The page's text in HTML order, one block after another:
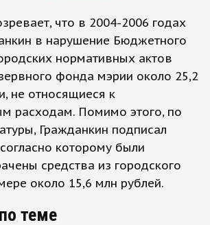
что в 2004-2006 годах
в нарушение Бюджетного
нормативных актов
фонда мэрии около 25,2
не относящиеся к
расходам. Помимо этого, по
Гражданкин подписал
которому были
средства из городского
около 15,6 млн рублей.
теме